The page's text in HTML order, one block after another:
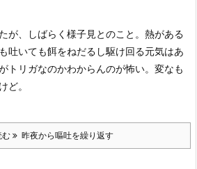
が、しばらく様子見とのこと。 熱がある
吐いても餌をねだるし駆け回る元気はあ
トリガなのかわからんのが怖い。変なも
ど。
む 昨夜から嘔吐を繰り返す